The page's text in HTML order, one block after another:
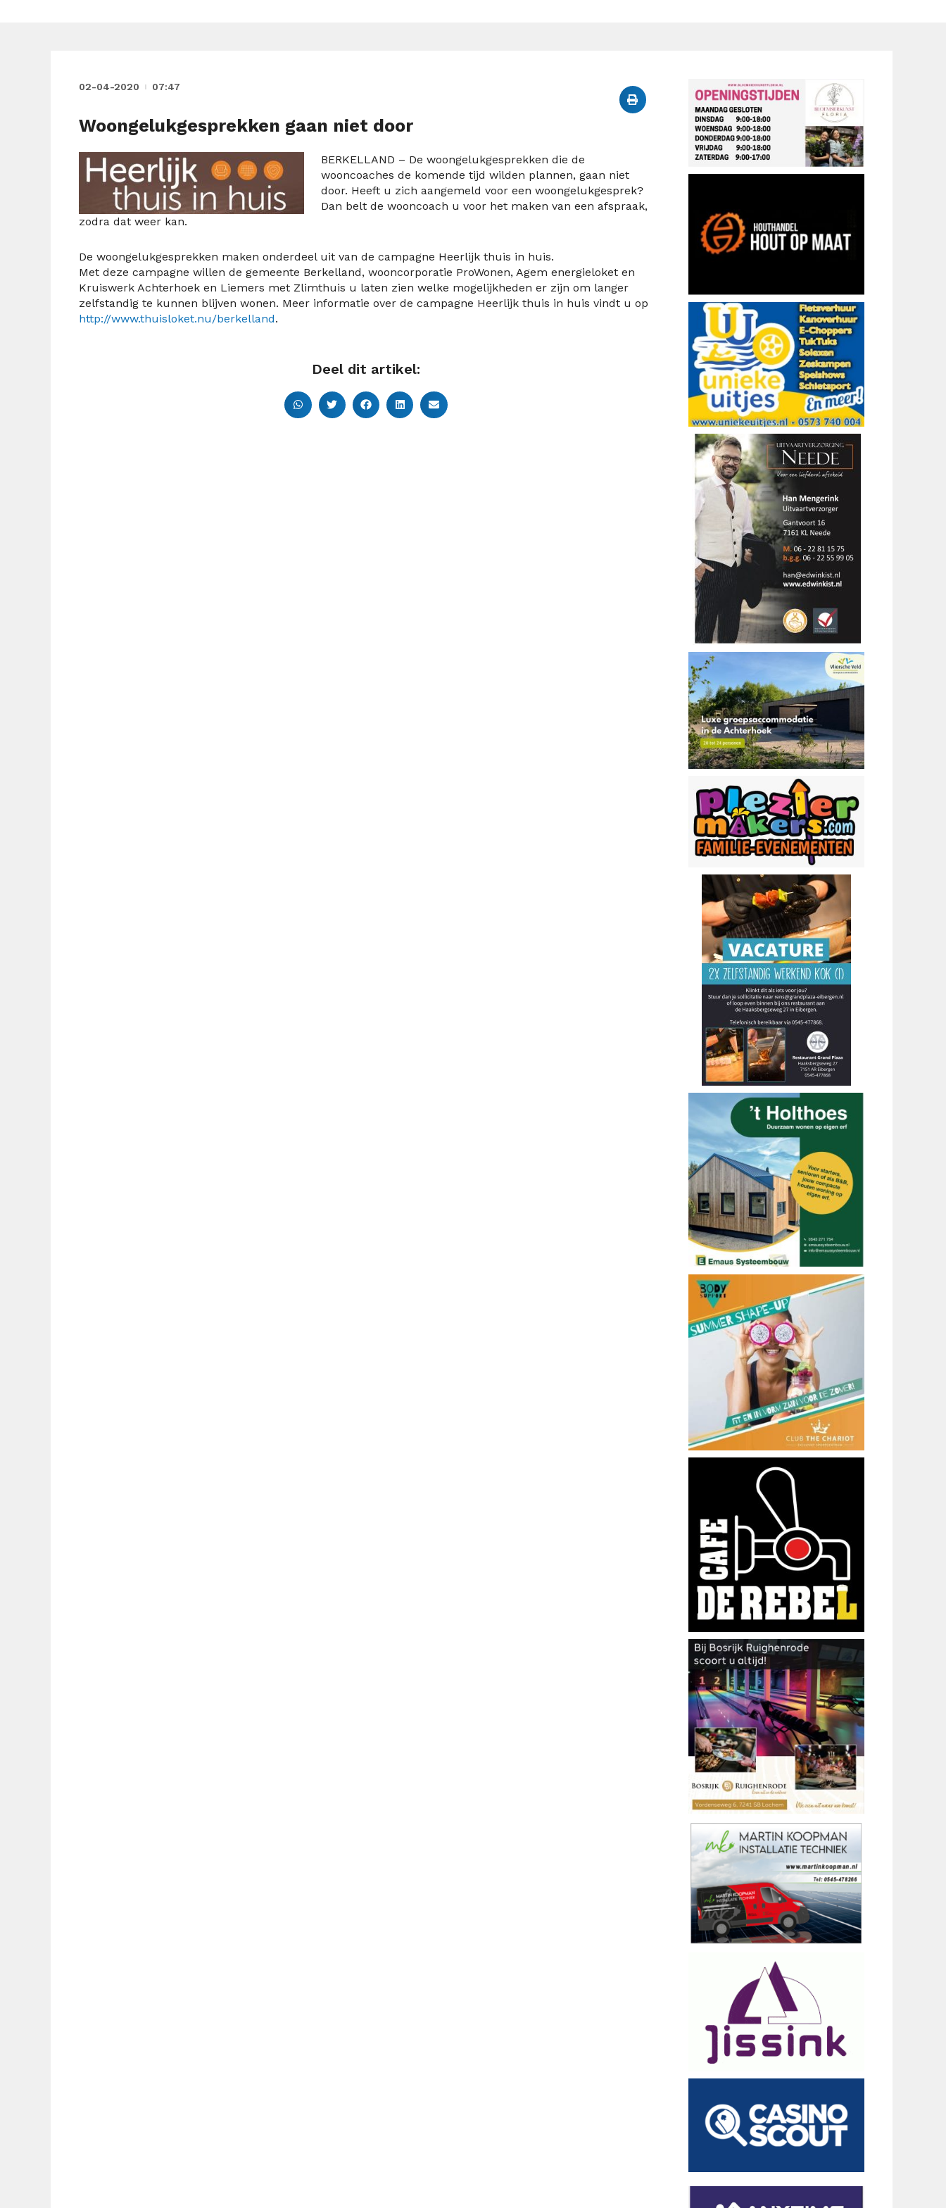
02-04-2020 07:47
Woongelukgesprekken gaan niet door
BERKELLAND – De woongelukgesprekken die de
wooncoaches de komende tijd wilden plannen, gaan niet
door. Heeft u zich aangemeld voor een woongelukgesprek?
Dan belt de wooncoach u voor het maken van een afspraak,
zodra dat weer kan.
De woongelukgesprekken maken onderdeel uit van de campagne Heerlijk thuis in huis.
Met deze campagne willen de gemeente Berkelland, wooncorporatie ProWonen, Agem energieloket en
Kruiswerk Achterhoek en Liemers met Zlimthuis u laten zien welke mogelijkheden er zijn om langer
zelfstandig te kunnen blijven wonen. Meer informatie over de campagne Heerlijk thuis in huis vindt u op
http://www.thuisloket.nu/berkelland.
Deel dit artikel: